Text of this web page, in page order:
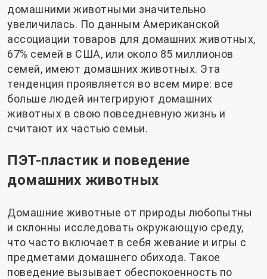
домашними животными значительно
увеличилась. По данным Американской
ассоциации товаров для домашних животных,
67% семей в США, или около 85 миллионов
семей, имеют домашних животных. Эта
тенденция проявляется во всем мире: все
больше людей интегрируют домашних
животных в свою повседневную жизнь и
считают их частью семьи.
ПЭТ-пластик и поведение
домашних животных
Домашние животные от природы любопытны
и склонны исследовать окружающую среду,
что часто включает в себя жевание и игры с
предметами домашнего обихода. Такое
поведение вызывает обеспокоенность по